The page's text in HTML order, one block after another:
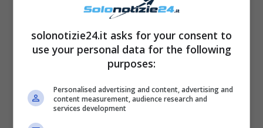
solonotizie24.it asks for your consent to
use your personal data for the following
purposes:
Personalised advertising and content, advertising and
content measurement, audience research and
services development